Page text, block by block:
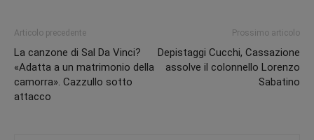
Articolo precedente
La canzone di Sal Da Vinci?
«Adatta a un matrimonio della
camorra». Cazzullo sotto
attacco
Prossimo articolo
Depistaggi Cucchi, Cassazione
assolve il colonnello Lorenzo
Sabatino